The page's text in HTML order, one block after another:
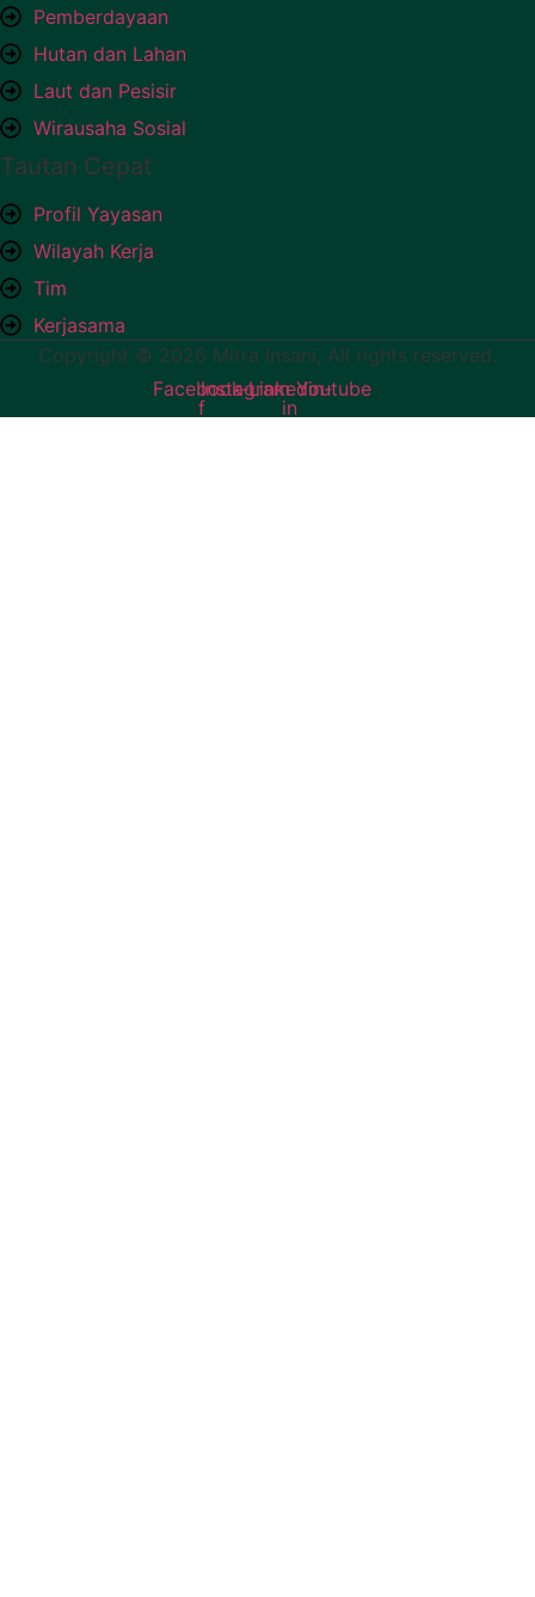
Pemberdayaan
Hutan dan Lahan
Laut dan Pesisir
Wirausaha Sosial
Tautan Cepat
Profil Yayasan
Wilayah Kerja
Tim
Kerjasama
Copyright © 2026 Mitra Insani, All rights reserved.
Facebook-
f
InstagramLinkedin-
in
Youtube